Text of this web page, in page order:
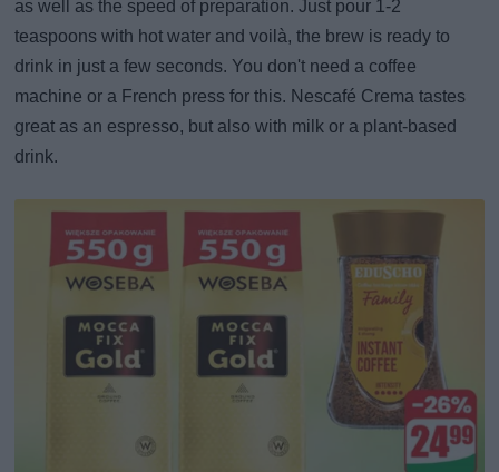
as well as the speed of preparation. Just pour 1-2
teaspoons with hot water and voilà, the brew is ready to
drink in just a few seconds. You don't need a coffee
machine or a French press for this. Nescafé Crema tastes
great as an espresso, but also with milk or a plant-based
drink.